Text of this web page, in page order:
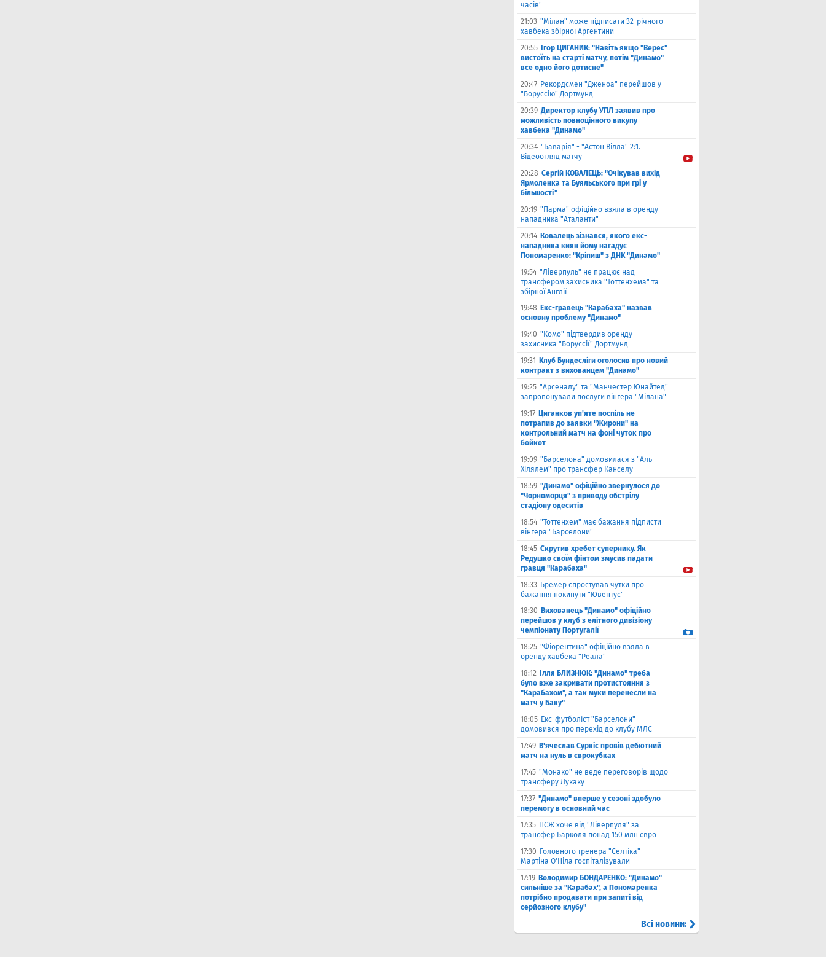
часів"
21:03 "Мілан" може підписати 32-річного
хавбека збірної Аргентини
20:55
Ігор ЦИГАНИК: "Навіть якщо "Верес"
вистоїть на старті матчу, потім "Динамо"
все одно його дотисне"
20:47 Рекордсмен "Дженоа" перейшов у
"Боруссію" Дортмунд
20:39 Директор клубу УПЛ заявив про
можливість повноцінного викупу
хавбека "Динамо"
20:34 "Баварія" - "Астон Вілла" 2:1.
Відеоогляд матчу
20:28 Сергій КОВАЛЕЦЬ: "Очікував вихід
Ярмоленка та Буяльського при грі у
більшості"
20:19 "Парма" офіційно взяла в оренду
нападника "Аталанти"
20:14 Ковалець зізнався, якого екс-
нападника киян йому нагадує
Пономаренко: "Кріпиш" з ДНК "Динамо"
19:54 "Ліверпуль" не працює над
трансфером захисника "Тоттенхема" та
збірної Англії
19:48 Екс-гравець "Карабаха" назвав
основну проблему "Динамо"
19:40 "Комо" підтвердив оренду
захисника "Боруссії" Дортмунд
19:31
Клуб Бундесліги оголосив про новий
контракт з вихованцем "Динамо"
19:25 "Арсеналу" та "Манчестер Юнайтед"
запропонували послуги вінгера "Мілана"
19:17 Циганков уп'яте поспіль не
потрапив до заявки "Жирони" на
контрольний матч на фоні чуток про
бойкот
19:09 "Барселона" домовилася з "Аль-
Хілялем" про трансфер Канселу
18:59 "Динамо" офіційно звернулося до
"Чорноморця" з приводу обстрілу
стадіону одеситів
18:54 "Тоттенхем" має бажання підписти
вінгера "Барселони"
18:45 Скрутив хребет супернику. Як
Редушко своїм фінтом змусив падати
гравця "Карабаха"
18:33 Бремер спростував чутки про
бажання покинути "Ювентус"
18:30 Вихованець "Динамо" офіційно
перейшов у клуб з елітного дивізіону
чемпіонату Португалії
18:25 "Фіорентина" офіційно взяла в
оренду хавбека "Реала"
18:12
Ілля БЛИЗНЮК: "Динамо" треба
було вже закривати протистояння з
"Карабахом", а так муки перенесли на
матч у Баку"
18:05 Екс-футболіст "Барселони"
домовився про перехід до клубу МЛС
17:49 В'ячеслав Суркіс провів дебютний
матч на нуль в єврокубках
17:45 "Монако" не веде переговорів щодо
трансферу Лукаку
17:37 "Динамо" вперше у сезоні здобуло
перемогу в основний час
17:35 ПСЖ хоче від "Ліверпуля" за
трансфер Барколя понад 150 млн євро
17:30 Головного тренера "Селтіка"
Мартіна О'Ніла госпіталізували
17:19 Володимир БОНДАРЕНКО: "Динамо"
сильніше за "Карабах", а Пономаренка
потрібно продавати при запиті від
серйозного клубу"
Всі новини: